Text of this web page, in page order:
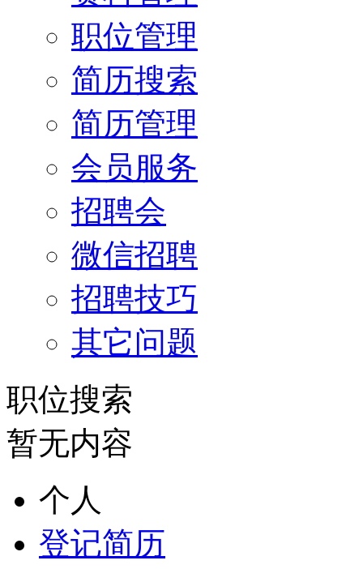
职位管理
简历搜索
简历管理
会员服务
招聘会
微信招聘
招聘技巧
其它问题
职位搜索
暂无内容
个人
登记简历